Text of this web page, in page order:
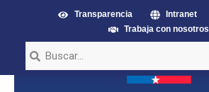
Transparencia Intranet
Trabaja con nosotros